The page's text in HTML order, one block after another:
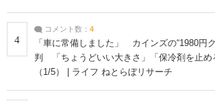
4
コメント数： 4
「車に常備しました」 カインズの“1980円
判 「ちょうどいい大きさ」「保冷剤を止め
（1/5） | ライフ ねとらぼリサーチ